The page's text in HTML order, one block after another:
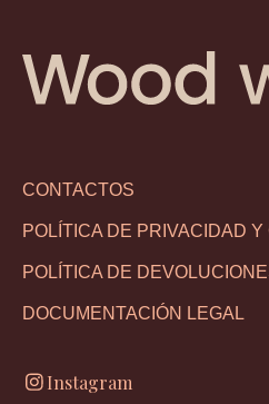
CONTACTOS
POLÍTICA DE PRIVACIDAD Y
POLÍTICA DE
DOCUMENTACIÓN LEGAL
Instagram